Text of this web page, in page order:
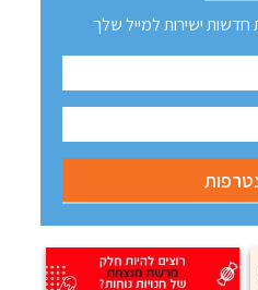
חדשות ישירות למייל שלך